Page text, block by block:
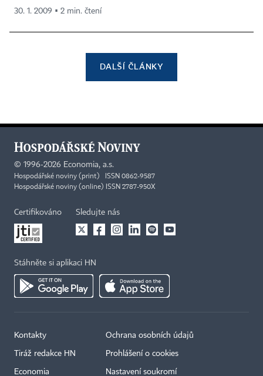
30. 1. 2009 ▪ 2 min. čtení
DALŠÍ ČLÁNKY
© 1996-2026 Economia, a.s.
Hospodářské noviny (print) ISSN 0862-9587
Hospodářské noviny (online) ISSN 2787-950X
Certifikováno Sledujte nás
Stáhněte si aplikaci HN
Kontakty
Tiráž redakce HN
Economia
Ochrana osobních údajů
Prohlášení o cookies
Nastavení soukromí